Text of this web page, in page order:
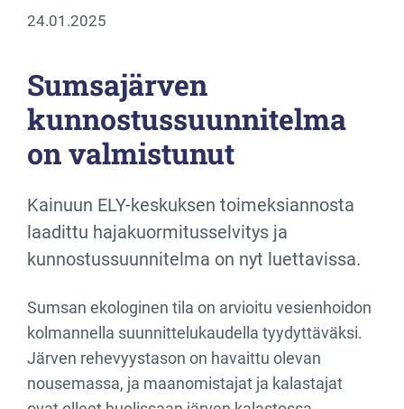
24.01.2025
Sumsajärven
kunnostussuunnitelma
on valmistunut
Kainuun ELY-keskuksen toimeksiannosta
laadittu hajakuormitusselvitys ja
kunnostussuunnitelma on nyt luettavissa.
Sumsan ekologinen tila on arvioitu vesienhoidon
kolmannella suunnittelukaudella tyydyttäväksi.
Järven rehevyystason on havaittu olevan
nousemassa, ja maanomistajat ja kalastajat